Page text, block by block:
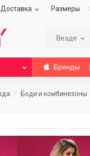
Доставка Размеры
Везде
Бренды
Боди и комбинезоны